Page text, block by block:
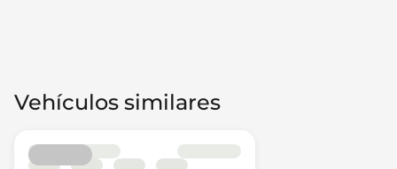
Vehículos similares